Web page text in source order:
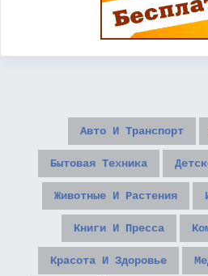
Авто И Транспорт
Бытовая Техника
Животные И Растения
Книги И Пресса
Красота И Здоровье